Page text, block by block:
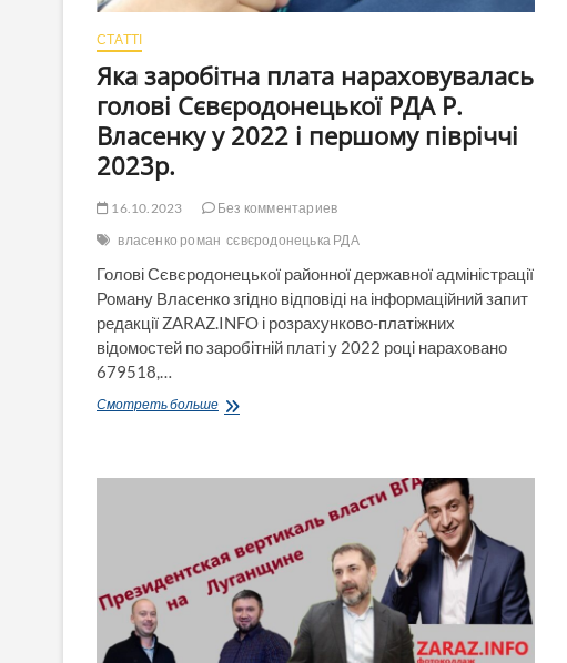
СТАТТІ
Яка заробітна плата нараховувалась
голові Сєвєродонецької РДА Р.
Власенку у 2022 і першому півріччі
2023р.
16.10.2023
Без комментариев
власенко роман сєвєродонецька РДА
Голові Сєвєродонецької районної державної адміністрації
Роману Власенко згідно відповіді на інформаційний запит
редакції ZARAZ.INFO і розрахунково-платіжних
відомостей по заробітній платі у 2022 році нараховано
679518,…
Смотреть большеЯка
голові
Власенку
у
2022
першому